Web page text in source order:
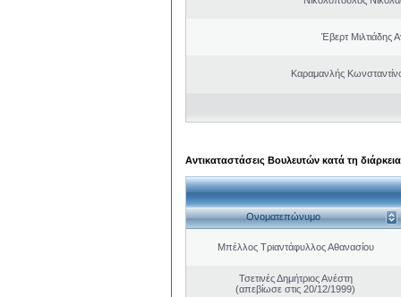
Έβερτ Μιλτιάδης
Καραμανλής
Αντικαταστάσεις Βουλευτών κατά τη
Ονοματεπώνυμο
Μπέλλος Τριαντάφυλλος Αθανασίου
Τσετινές Δημήτριος Ανέστη
(απεβίωσε στις 20/12/1999)